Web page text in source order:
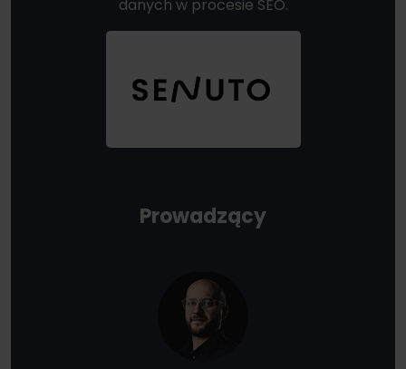
danych w procesie SEO.
Prowadzący